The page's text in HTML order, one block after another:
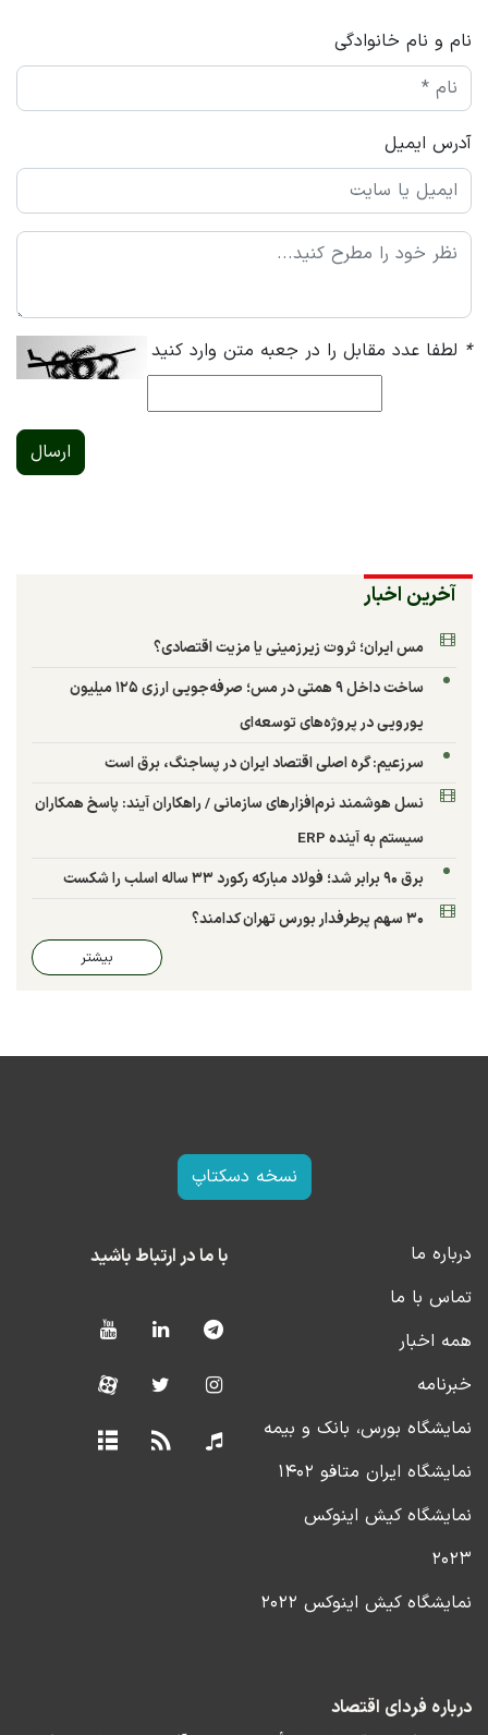
نام و نام خانوادگی
آدرس ایمیل
* لطفا عدد مقابل را در جعبه متن وارد کنید
ارسال
آخرین اخبار
مس ایران؛ ثروت زیرزمینی یا مزیت اقتصادی؟
ساخت داخل ۹ همتی در مس؛ صرفه‌جویی ارزی ۱۲۵ میلیون
یورویی در پروژه‌های توسعه‌ای
سرزعیم: گره اصلی اقتصاد ایران در پساجنگ، برق است
نسل هوشمند نرم‌افزارهای سازمانی / راهکاران آیند: پاسخ همکاران
سیستم به آینده ERP
برق ۹۰ برابر شد؛ فولاد مبارکه رکورد ۳۳ ساله اسلب را شکست
۳۰ سهم پرطرفدار بورس تهران کدامند؟
بیشتر
نسخه دسکتاپ
درباره ما
تماس با ما
همه اخبار
خبرنامه
نمایشگاه بورس، بانک و بیمه
نمایشگاه ایران متافو ۱۴۰۲
نمایشگاه کیش اینوکس
۲۰۲۳
نمایشگاه کیش اینوکس ۲۰۲۲
با ما در ارتباط باشید
درباره فردای اقتصاد